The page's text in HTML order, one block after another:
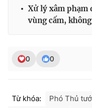
Xử lý xâm phạm
vùng cấm,
0 0
Từ khóa: Phó Thủ